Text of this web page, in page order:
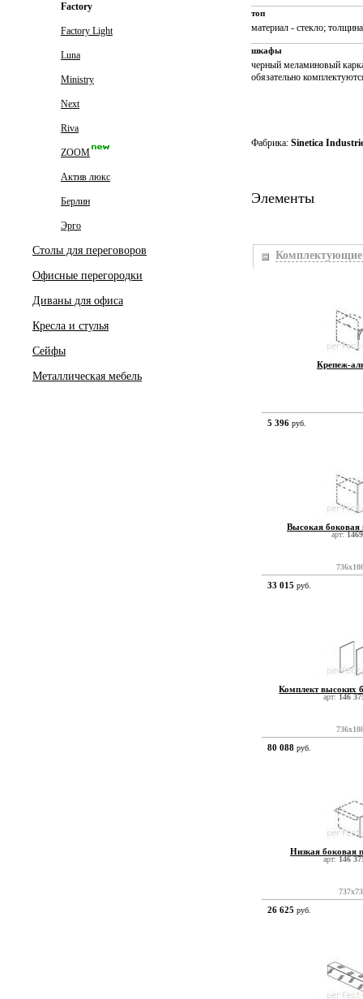
Factory
Factory Light
Luna
Ministry
Next
Riva
ZOOM
Актив люкс
Берлин
Эрго
Столы для переговоров
Офисные перегородки
Диваны для офиса
Кресла и стулья
Сейфы
Металлическая мебель
топ
материал - стекло;
шкафы
черный меламиновый
обязательно
Фабрика: Sinetica
Элементы
Комплектующие
Крепеж-
арт:
5 396 руб.
Высокая боковая
арт:146
33 015 руб.
Комплект высоких
арт:146
80 088 руб.
Низкая боковая
26 625 руб.